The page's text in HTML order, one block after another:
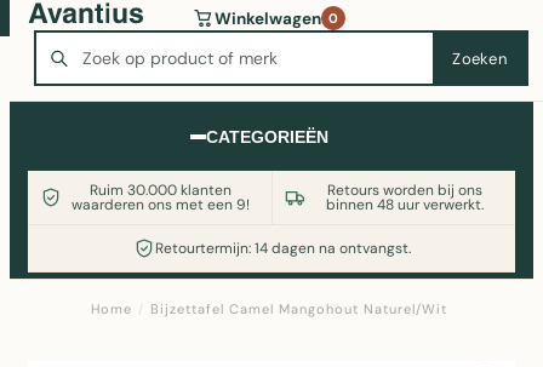
Zoeken
Winkelwagen 0
CATEGORIEËN
Ruim 30.000 klanten
waarderen ons met een 9!
Retours worden bij ons
binnen 48 uur verwerkt.
Retourtermijn: 14 dagen na ontvangst.
Wasmachine of koelkast nodig? Vergelijk alle prijzen op
Witgoedaanbod.nl
Home / Bijzettafel Camel Mangohout Naturel/Wit